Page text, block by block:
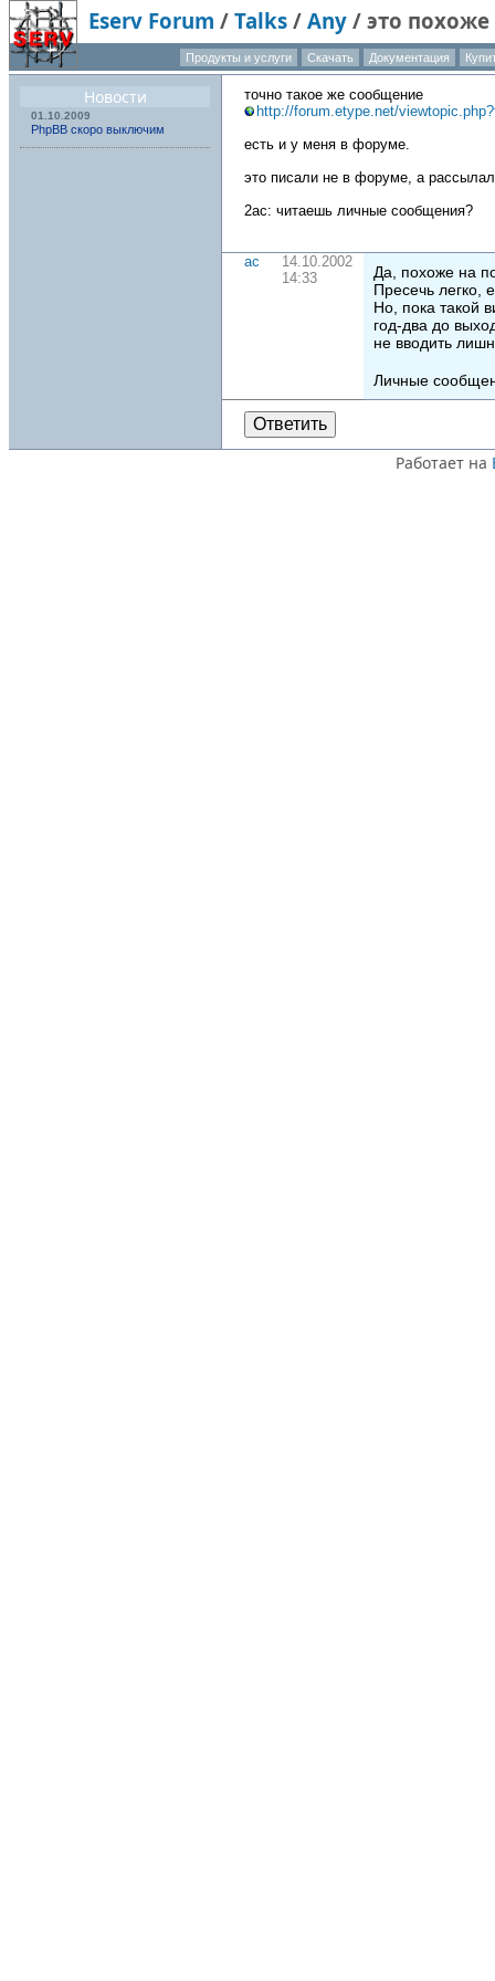
Eserv Forum / Talks / Any / это
Продукты и услуги Скачать Документация
Новости
01.10.2009
PhpBB скоро выключим
точно такое же сообщение
http://forum.etype.net/
есть и у меня в форуме.
это писали не в форуме, а
2ac: читаешь личные сообщения?
ac
14.10.2002
14:33
Да, похоже на
Пресечь легко,
Но, пока такой
год-два до
не вводить
Личные
Ответить
Работает на